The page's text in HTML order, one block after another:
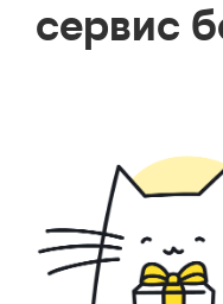
сервис